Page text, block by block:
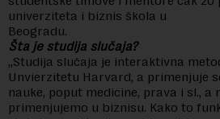
univerziteta i biznis škola u
Beogradu.
Šta je studija slučaja?
„Studija slučaja je interaktivna
Unvierzitetu Harvard, a primenjuje
nauke, poput medicine, prava i sl., a
primenjujemo u biznisu. Kako to